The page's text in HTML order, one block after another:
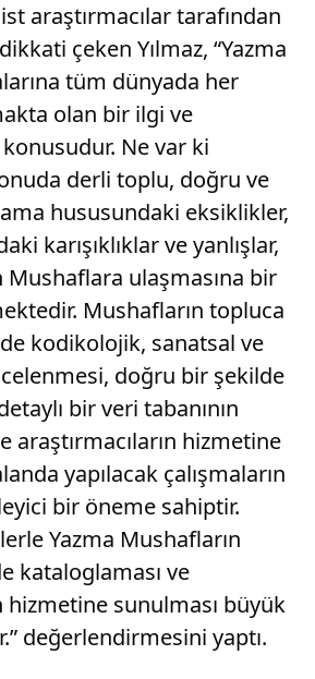
araştırmacılar tarafından
çeken Yılmaz, “Yazma
tüm dünyada her
olan bir ilgi ve
Ne var ki
derli toplu, doğru ve
hususundaki eksiklikler,
karışıklıklar ve yanlışlar,
Mushaflara ulaşmasına bir
Mushafların topluca
kodikolojik, sanatsal ve
doğru bir şekilde
bir veri tabanının
araştırmacıların hizmetine
yapılacak çalışmaların
bir öneme sahiptir.
Yazma Mushafların
kataloglaması ve
hizmetine sunulması büyük
değerlendirmesini yaptı.